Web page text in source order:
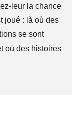
leur la chance
joué : là où des
se sont
où des histoires